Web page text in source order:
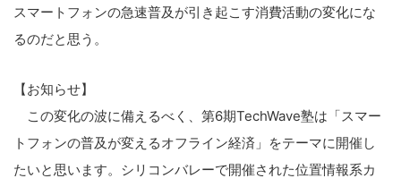
スマートフォンの急速普及が引き起こす消費活動の変化にな
るのだと思う。
【お知らせ】
この変化の波に備えるべく、第6期TechWave塾は「スマー
トフォンの普及が変えるオフライン経済」をテーマに開催し
たいと思います。シリコンバレーで開催された位置情報系カ